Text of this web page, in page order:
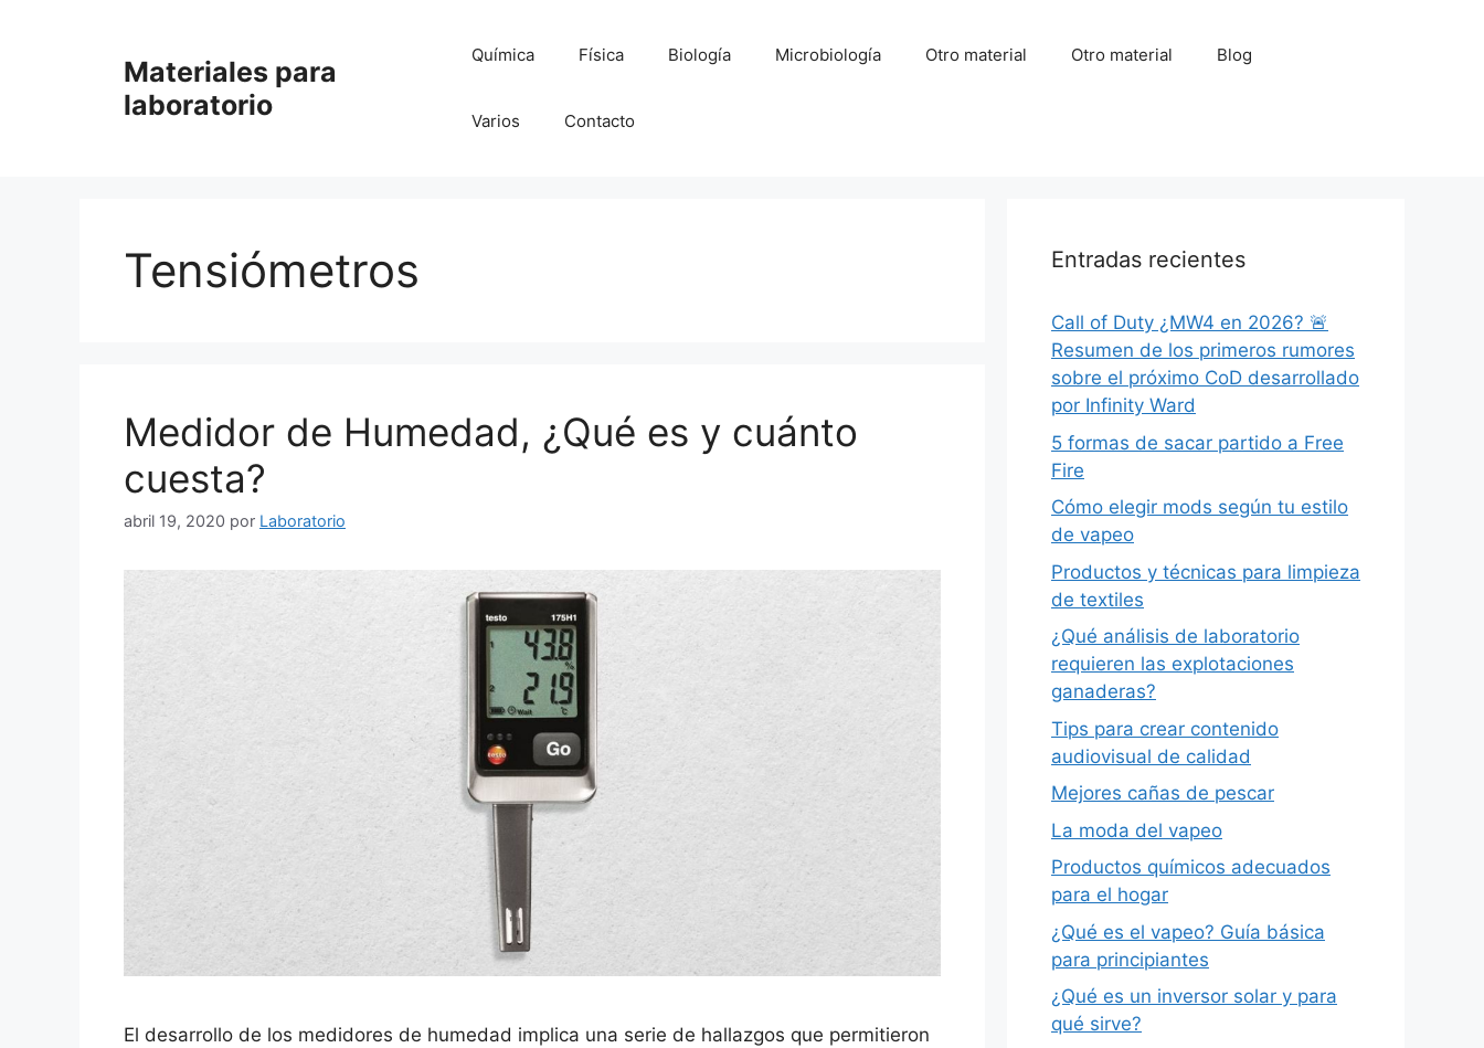
Materiales para
laboratorio
Química Física Biología Microbiología Otro material Otro material Blog
Varios Contacto
Tensiómetros
Medidor de Humedad, ¿Qué es y cuánto
cuesta?
abril 19, 2020 por Laboratorio
El desarrollo de los medidores de humedad implica una serie de hallazgos que permitieron
Entradas recientes
Call of Duty ¿MW4 en 2026? 🚨
Resumen de los primeros rumores
sobre el próximo CoD desarrollado
por Infinity Ward
5 formas de sacar partido a Free
Fire
Cómo elegir mods según tu estilo
de vapeo
Productos y técnicas para limpieza
de textiles
¿Qué análisis de laboratorio
requieren las explotaciones
ganaderas?
Tips para crear contenido
audiovisual de calidad
Mejores cañas de pescar
La moda del vapeo
Productos químicos adecuados
para el hogar
¿Qué es el vapeo? Guía básica
para principiantes
¿Qué es un inversor solar y para
qué sirve?